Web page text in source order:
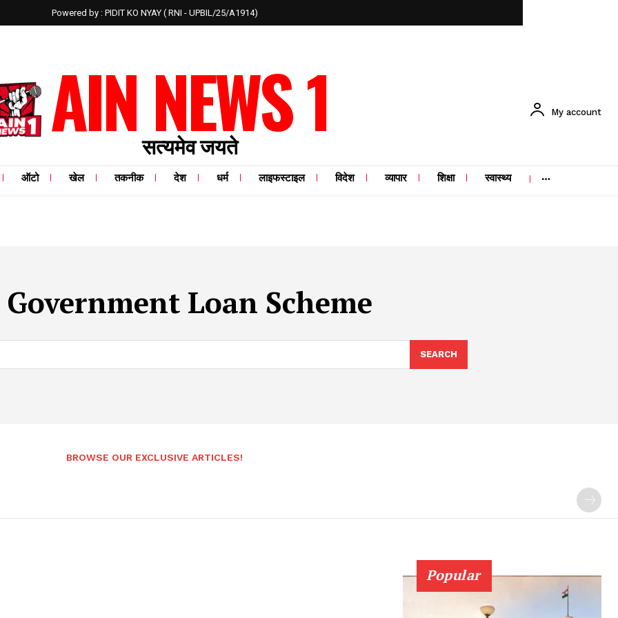
Powered by : PIDIT KO NYAY ( RNI - UPBIL/25/A1914)
AIN NEWS 1
सत्यमेव जयते
My account
ऑटो खेल तकनीक देश धर्म लाइफस्टाइल विदेश व्यापार शिक्षा स्वास्थ्य
Government Loan Scheme
SEARCH
BROWSE OUR EXCLUSIVE ARTICLES!
Popular